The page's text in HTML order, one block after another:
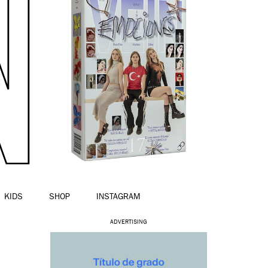
KIDS SHOP INSTAGRAM
ADVERTISING